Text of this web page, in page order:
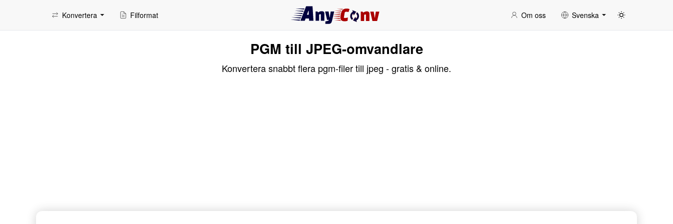
Konvertera Filformat Om oss Svenska
PGM till JPEG-omvandlare
Konvertera snabbt flera pgm-filer till jpeg - gratis & online.